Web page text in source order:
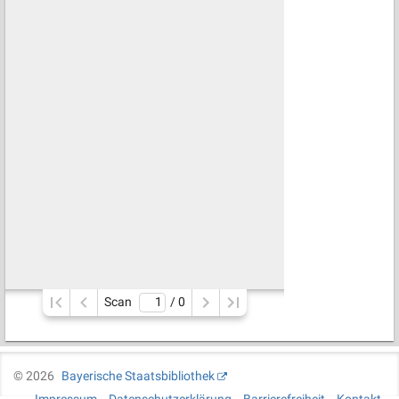
Scan / 0
©2026
Bayerische Staatsbibliothek